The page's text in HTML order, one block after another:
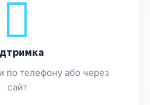
по телефону або через
сайт